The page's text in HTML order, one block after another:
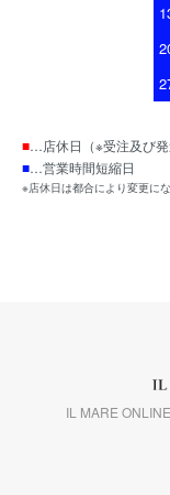
■…店休日（※受注及び発
■…営業時間短縮日
※店休日は都合により変更に
IL MARE